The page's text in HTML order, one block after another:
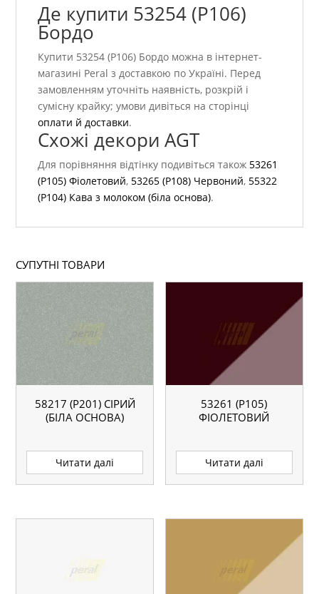
Де купити 53254 (P106)
Бордо
Купити 53254 (P106) Бордо можна в інтернет-
магазині Peral з доставкою по Україні. Перед
замовленням уточніть наявність, розкрій і
сумісну крайку; умови дивіться на сторінці
оплати й доставки.
Схожі декори AGT
Для порівняння відтінку подивіться також 53261
(P105) Фіолетовий, 53265 (P108) Червоний, 55322
(P104) Кава з молоком (біла основа).
СУПУТНІ ТОВАРИ
58217 (P201) СІРИЙ
(БІЛА ОСНОВА)
Читати далі
53261 (P105)
ФІОЛЕТОВИЙ
Читати далі